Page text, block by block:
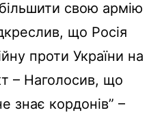
свою армію
що Росія
проти України на
– Наголосив, що
знає кордонів” –